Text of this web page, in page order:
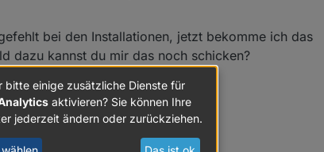
bei den Installationen, jetzt bekomme ich das
dazu kannst du mir das noch schicken?
bitte einige zusätzliche Dienste für
aktivieren? Sie können Ihre
jederzeit ändern oder zurückziehen.